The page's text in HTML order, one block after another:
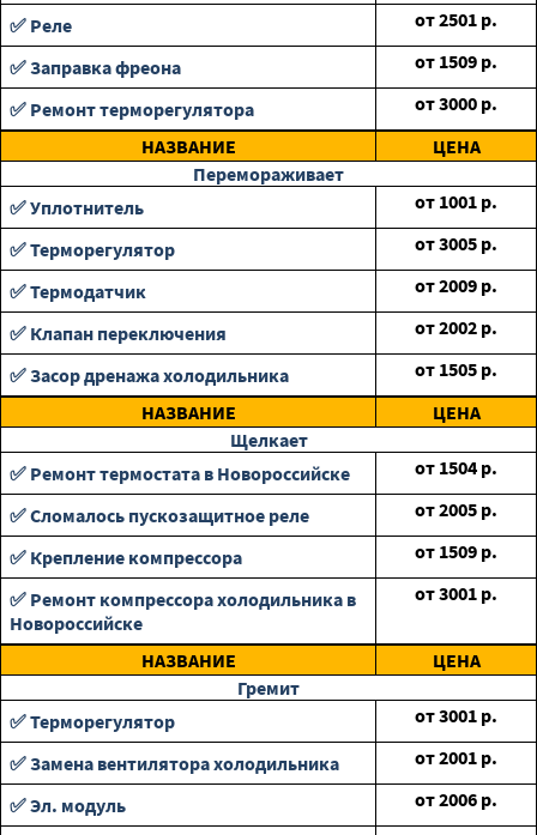
✅ Реле
от2501 р.
✅ Заправка фреона
от 1509 р.
✅ Ремонт терморегулятора
от3000 р.
НАЗВАНИЕ
ЦЕНА
Перемораживает
✅ Уплотнитель
от 1001 р.
✅ Терморегулятор
от3005 р.
✅ Термодатчик
от2009 р.
✅ Клапан переключения
от2002 р.
✅ Засор дренажа холодильника
от 1505 р.
НАЗВАНИЕ
ЦЕНА
Щелкает
✅ Ремонт термостата в Новороссийске
от 1504 р.
✅ Сломалось пускозащитное реле
от2005 р.
✅ Крепление компрессора
от 1509 р.
✅ Ремонт компрессора холодильника в
Новороссийске
от3001 р.
НАЗВАНИЕ
ЦЕНА
Гремит
✅ Терморегулятор
от3001 р.
✅ Замена вентилятора холодильника
от2001 р.
✅ Эл. модуль
от2006 р.